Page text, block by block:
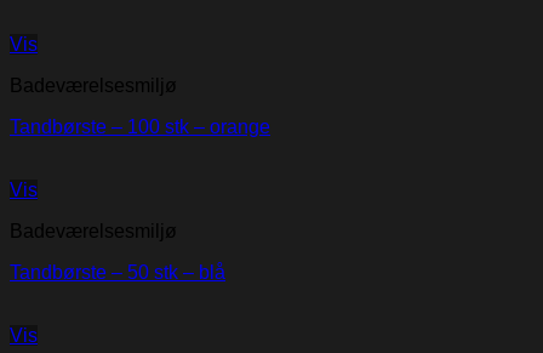
Vis
Badeværelsesmiljø
Tandbørste – 100 stk – orange
Vis
Badeværelsesmiljø
Tandbørste – 50 stk – blå
Vis